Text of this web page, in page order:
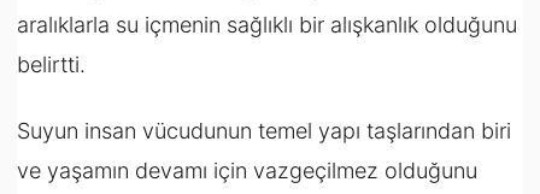
aralıklarla su içmenin sağlıklı bir alışkanlık olduğunu
belirtti.
Suyun insan vücudunun temel yapı taşlarından biri
ve yaşamın devamı için vazgeçilmez olduğunu